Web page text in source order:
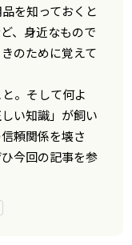
を知っておくと
、身近なもので
のために覚えて
。そして何よ
い知識」が飼い
頼関係を壊さ
今回の記事を参